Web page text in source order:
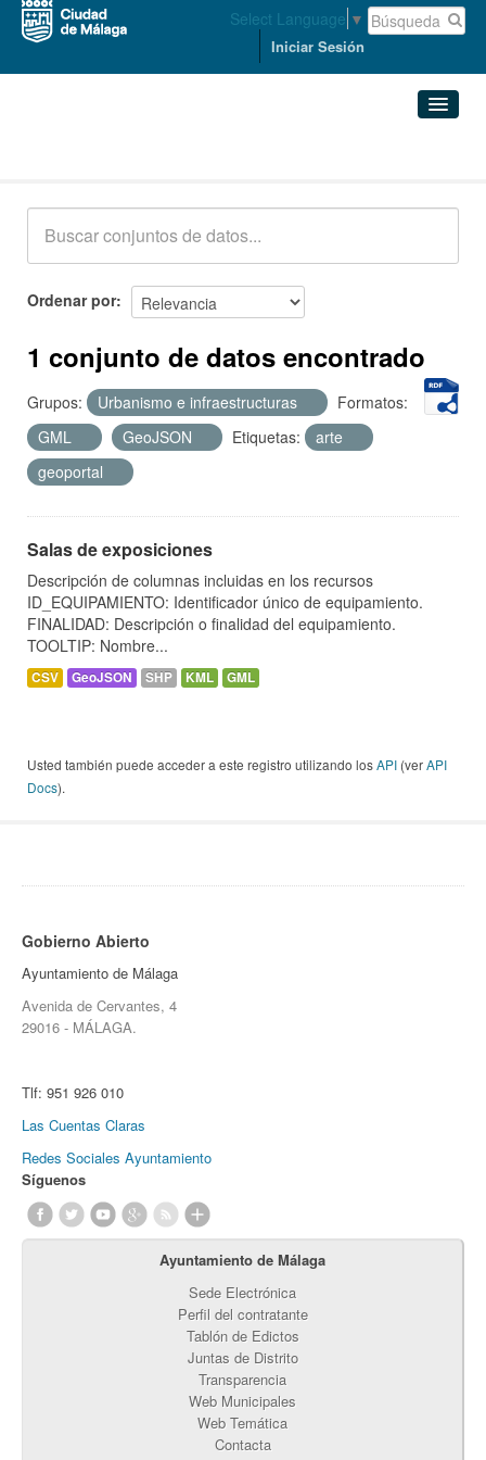
Select Language ▼
Iniciar Sesión
Acerca de
Ordenar por
1 conjunto de datos encontrado
Grupos: Urbanismo e infraestructuras
Formatos:
GML
GeoJSON Etiquetas:
arte
geoportal
Salas de exposiciones
Descripción de columnas incluidas en los recursos
ID_EQUIPAMIENTO: Identificador único de equipamiento.
FINALIDAD: Descripción o finalidad del equipamiento.
TOOLTIP: Nombre...
CSV GeoJSON SHP KML GML
Usted también puede acceder a este registro utilizando losAPI (verAPI
Docs).
Gobierno Abierto
Ayuntamiento de Málaga
Avenida de Cervantes, 4
29016 - MÁLAGA.
Tlf: 951 926 010
Las Cuentas Claras
Redes Sociales Ayuntamiento
Síguenos
Ayuntamiento de Málaga
Sede Electrónica
Perfil del contratante
Tablón de Edictos
Juntas de Distrito
Transparencia
Web Municipales
Web Temática
Contacta